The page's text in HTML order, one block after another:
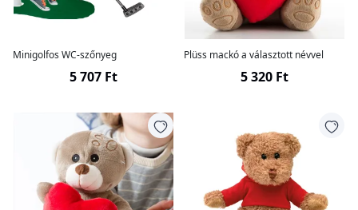
Minigolfos WC-szőnyeg
5 707 Ft
Plüss mackó a választott névvel
5 320 Ft